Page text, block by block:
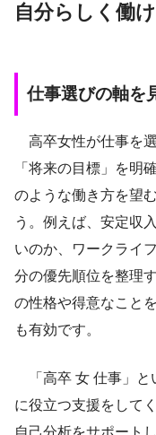
自分らしく働
仕事選びの軸を
高卒女性が仕事を
「将来の目標」を明
のような働き方を望
う。例えば、安定収
いのか、ワークライ
分の優先順位を整理
の性格や得意なこと
も有効です。
「高卒 女 仕事」と
に役立つ支援をして
自己分析をサポート